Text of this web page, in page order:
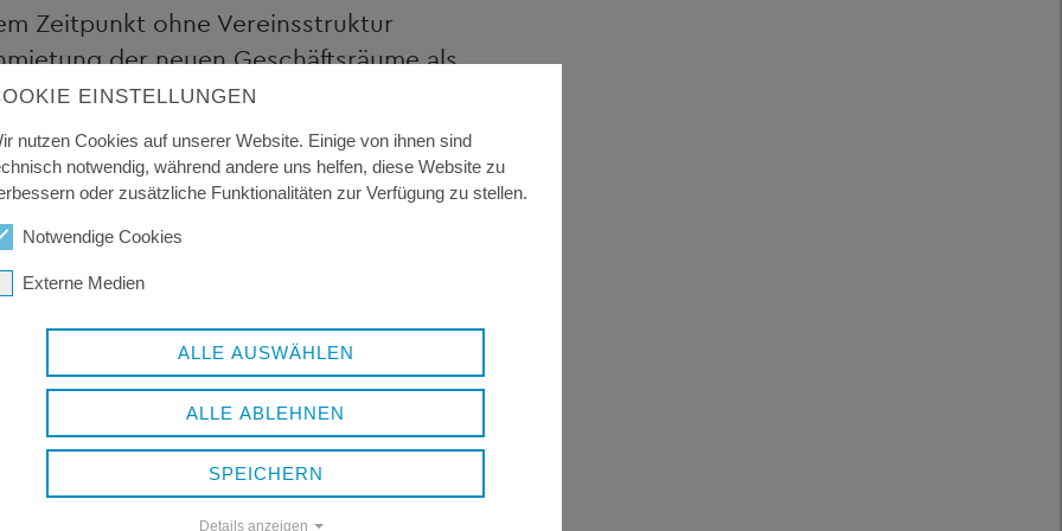
Zeitpunkt ohne Vereinsstruktur
der neuen Geschäftsräume als
haben wir den Pfarrcaritasverband
in seinen Verband aufnehmen
des Pfarrcaritasverbandes erhalten
ein Pachtvertrag auf 3 Jahre
eines erneuerten Konzepts
hinaus, Nachhaltigkeit und
herausstellen. Unser
zeigen, dass wir nicht nur für den
bieten haben, sondern auf für
Adresse sind. Am 7.
15 ehrenamtlich arbeitende Helferinnen
können, also dann den Laden in
bald einem Jahr Laufzeit sind wir
EINSTELLUNGEN
nutzen Cookies auf unserer Website. Einige von ihnen sind
notwendig, während andere uns helfen, diese Website zu
oder zusätzliche Funktionalitäten zur Verfügung zu stellen.
Notwendige Cookies
Externe Medien
ALLE AUSWÄHLEN
ALLE ABLEHNEN
SPEICHERN
Details anzeigen